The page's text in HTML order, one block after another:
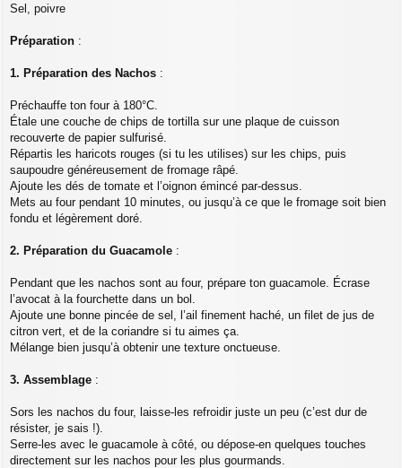
Sel, poivre
Préparation :
1. Préparation des Nachos :
Préchauffe ton four à 180°C.
Étale une couche de chips de tortilla sur une plaque de cuisson
recouverte de papier sulfurisé.
Répartis les haricots rouges (si tu les utilises) sur les chips, puis
saupoudre généreusement de fromage râpé.
Ajoute les dés de tomate et l’oignon émincé par-dessus.
Mets au four pendant 10 minutes, ou jusqu’à ce que le fromage soit bien
fondu et légèrement doré.
2. Préparation du Guacamole :
Pendant que les nachos sont au four, prépare ton guacamole. Écrase
l’avocat à la fourchette dans un bol.
Ajoute une bonne pincée de sel, l’ail finement haché, un filet de jus de
citron vert, et de la coriandre si tu aimes ça.
Mélange bien jusqu’à obtenir une texture onctueuse.
3. Assemblage :
Sors les nachos du four, laisse-les refroidir juste un peu (c’est dur de
résister, je sais !).
Serre-les avec le guacamole à côté, ou dépose-en quelques touches
directement sur les nachos pour les plus gourmands.